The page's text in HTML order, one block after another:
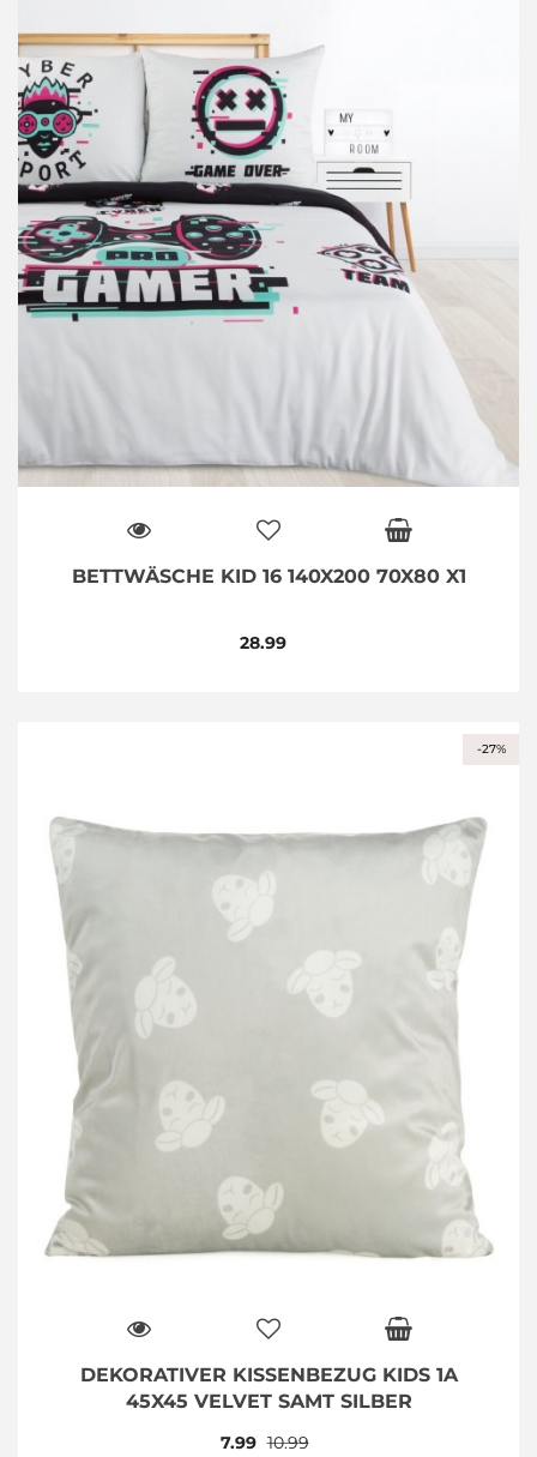
BETTWÄSCHE KID 16 140X200 70X80 X1
28.99
DEKORATIVER KISSENBEZUG KIDS 1A
45X45 VELVET SAMT SILBER
10.99
-27%
7.99